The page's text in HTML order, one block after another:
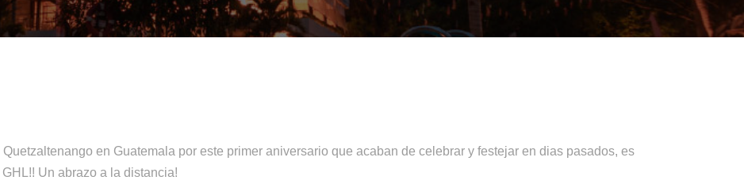
en Guatemala por este primer aniversario que acaban de celebrar y festejar en dias pasados, es
Un abrazo a la distancia!